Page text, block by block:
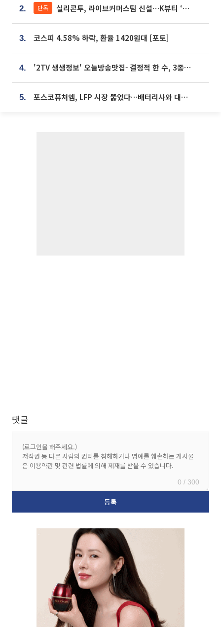
2. 단독 실리콘투, 라이브커머스팀 신설…K뷰티 ‘글로벌 판매망’ 확대[K뷰티 라방戰]
3. 코스피 4.58% 하락, 환율 1420원대 [포토]
4. '2TV 생생정보' 오늘방송맛집- 결정적 한 수, 3종 메밀면! 메밀 소바 맛집 '의○○○○'
5. 포스코퓨처엠, LFP 시장 뚫었다…배터리사와 대규모 장기 공급 합의
댓글
0 / 300